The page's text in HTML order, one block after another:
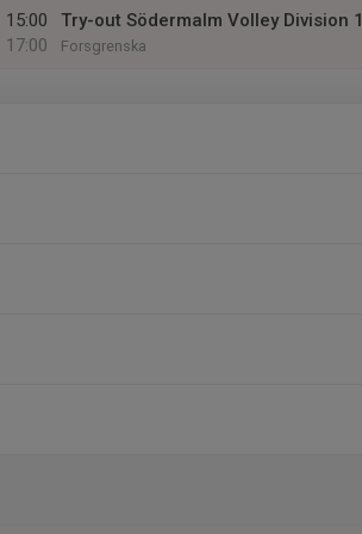
15:00
17:00
Try-out Södermalm Volley Division 1
Forsgrenska